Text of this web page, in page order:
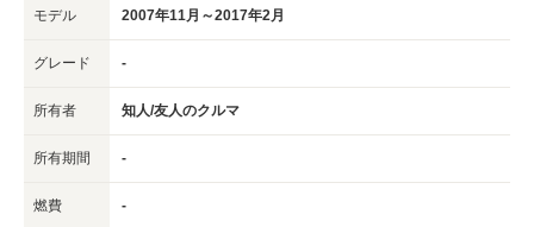
モデル 2007年11月～2017年2月
グレード -
所有者 知人/友人のクルマ
所有期間 -
燃費 -